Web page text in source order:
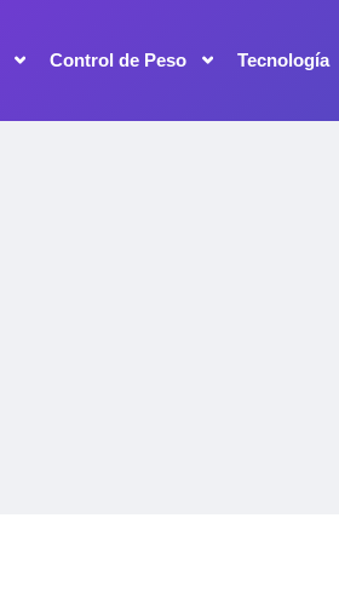
Control de Peso Tecnología